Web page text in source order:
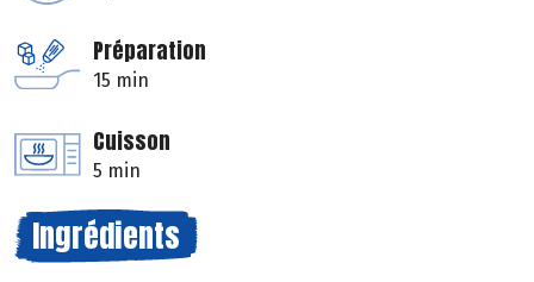
Préparation
15 min
Cuisson
5 min
Ingrédients